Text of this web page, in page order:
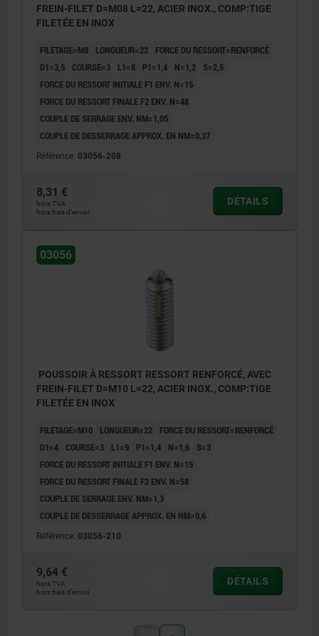
FREIN-FILET D=M08 L=22, ACIER INOX., COMP:TIGE
FILETÉE EN INOX
FILETAGE=M8 LONGUEUR=22
FORCE DU RESSORT=RENFORCÉ
D1=3,5
COURSE=3 L1=8 P1=1,4 N=1,2
S=2,5
FORCE DU RESSORT INITIALE F1 ENV. N=15
FORCE DU RESSORT FINALE F2 ENV. N=48
COUPLE DE SERRAGE ENV. NM=1,05
COUPLE DE DESSERRAGE APPROX. EN NM=0,37
Référence: 03056-208
8,31 €
hors TVA
hors frais d’envoi
DÉTAILS
03056
POUSSOIR À RESSORT RESSORT RENFORCÉ, AVEC
FREIN-FILET D=M10 L=22, ACIER INOX., COMP:TIGE
FILETÉE EN INOX
FILETAGE=M10 LONGUEUR=22
FORCE DU RESSORT=RENFORCÉ
D1=4
COURSE=3 L1=9 P1=1,4 N=1,6
S=3
FORCE DU RESSORT INITIALE F1 ENV. N=15
FORCE DU RESSORT FINALE F2 ENV. N=58
COUPLE DE SERRAGE ENV. NM=1,3
COUPLE DE DESSERRAGE APPROX. EN NM=0,6
Référence: 03056-210
9,64 €
hors TVA
hors frais d’envoi
DÉTAILS